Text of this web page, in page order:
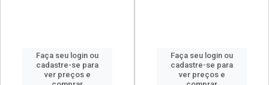
Faça seu login ou
cadastre-se para
ver preços e
Faça seu login ou
cadastre-se para
ver preços e